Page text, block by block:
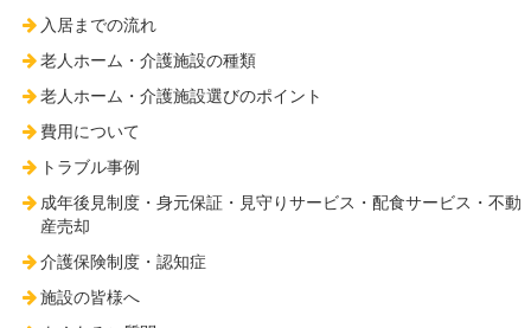
入居までの流れ
老人ホーム・介護施設の種類
老人ホーム・介護施設選びのポイント
費用について
トラブル事例
成年後見制度・身元保証・見守りサービス・配食サービス・不動
産売却
介護保険制度・認知症
施設の皆様へ